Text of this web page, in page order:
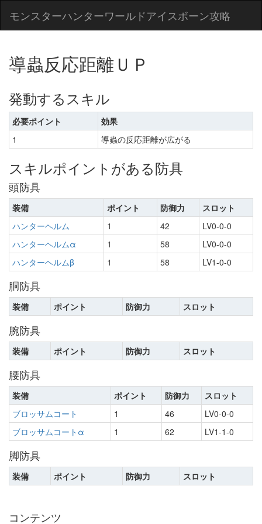
モンスターハンターワールドアイスボーン攻略
導蟲反応距離ＵＰ
発動するスキル
必要ポイント
効果
1
導蟲の反応距離が広がる
スキルポイントがある防具
頭防具
装備 ポイント 防御力
スロット
ハンターヘルム
1 42
LV0-0-0
ハンターヘルムα
1 58
LV0-0-0
ハンターヘルムβ
1 58 LV1-0-0
胴防具
装備 ポイント 防御力 スロット
腕防具
装備 ポイント 防御力 スロット
腰防具
装備 ポイント 防御力
スロット
ブロッサムコート
1 46
LV0-0-0
ブロッサムコートα
1 62 LV1-1-0
脚防具
装備 ポイント 防御力 スロット
コンテンツ